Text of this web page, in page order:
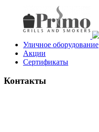
Уличное оборудование
Акции
Сертификаты
Контакты